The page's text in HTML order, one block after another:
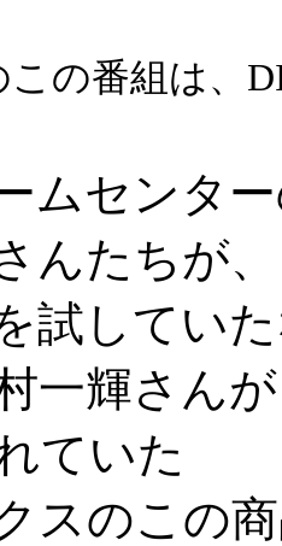
この番組は、
ムセンタ
んたちが、
試してい
一輝さん
ていた
スのこの